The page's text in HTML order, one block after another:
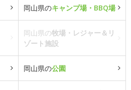
岡山県のキャンプ場・BBQ場
岡山県の牧場・レジャー＆リ
ゾート施設
岡山県の公園